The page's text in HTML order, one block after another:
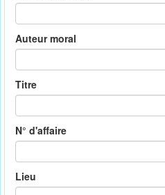
Auteur moral
Titre
N° d'affaire
Lieu